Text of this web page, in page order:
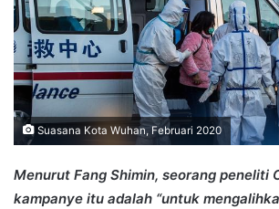
Suasana Kota Wuhan, Februari 2020
Menurut Fang Shimin, seorang peneliti
kampanye itu adalah “untuk